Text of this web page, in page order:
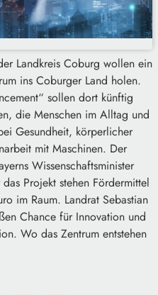
Landkreis Coburg wollen ein
ins Coburger Land holen.
sollen dort künftig
die Menschen im Alltag und
Gesundheit, körperlicher
mit Maschinen. Der
Wissenschaftsminister
Projekt stehen Fördermittel
im Raum. Landrat Sebastian
Chance für Innovation und
Wo das Zentrum entstehen